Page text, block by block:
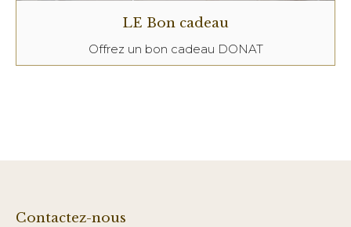
LE Bon cadeau
Offrez un bon cadeau DONAT
Contactez-nous